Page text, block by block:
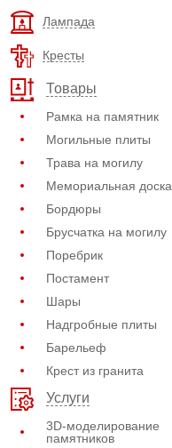
Лампада
Кресты
Товары
Рамка на памятник
Могильные плиты
Трава на могилу
Мемориальная доска
Бордюры
Брусчатка на могилу
Поребрик
Постамент
Шары
Надгробные плиты
Барельеф
Крест из гранита
Услуги
3D-моделирование
памятников